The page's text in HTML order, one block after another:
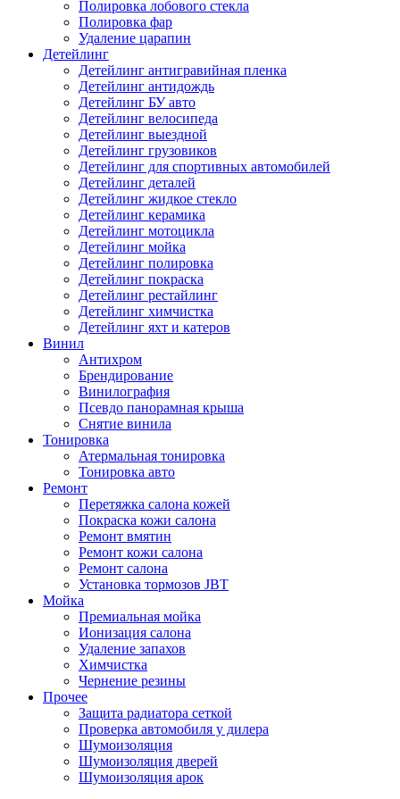
Полировка лобового стекла
Полировка фар
Удаление царапин
Детейлинг
Детейлинг антигравийная пленка
Детейлинг антидождь
Детейлинг БУ авто
Детейлинг велосипеда
Детейлинг выездной
Детейлинг грузовиков
Детейлинг для спортивных автомобилей
Детейлинг деталей
Детейлинг жидкое стекло
Детейлинг керамика
Детейлинг мотоцикла
Детейлинг мойка
Детейлинг полировка
Детейлинг покраска
Детейлинг рестайлинг
Детейлинг химчистка
Детейлинг яхт и катеров
Винил
Антихром
Брендирование
Винилография
Псевдо панорамная крыша
Снятие винила
Тонировка
Атермальная тонировка
Тонировка авто
Ремонт
Перетяжка салона кожей
Покраска кожи салона
Ремонт вмятин
Ремонт кожи салона
Ремонт салона
Установка тормозов JBT
Мойка
Премиальная мойка
Ионизация салона
Удаление запахов
Химчистка
Чернение резины
Прочее
Защита радиатора сеткой
Проверка автомобиля у дилера
Шумоизоляция
Шумоизоляция дверей
Шумоизоляция арок